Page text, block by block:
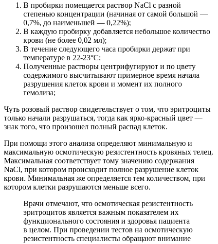
В пробирки помещается раствор NaCl c разной
степенью концентрации (начиная от самой большой —
0,7%, до наименьшей — 0,22%);
В каждую пробирку добавляется небольшое количество
крови (не более 0,02 мл);
В течение следующего часа пробирки держат при
температуре в 22-23°C;
Полученные растворы центрифугируют и по цвету
содержимого высчитывают примерное время начала
разрушения клеток крови и момент их полного
гемолиза;
Чуть розовый раствор свидетельствует о том, что эритроциты
только начали разрушаться, тогда как ярко-красный цвет —
знак того, что произошел полный распад клеток.
При помощи этого анализа определяют минимальную и
максимальную осмотическую резистентность кровяных телец.
Максимальная соответствует тому значению содержания
NaCl, при котором происходит полное разрушение клеток
крови. Минимальная же определяется тем количеством, при
котором клетки разрушаются меньше всего.
Врачи отмечают, что осмотическая резистентность
эритроцитов является важным показателем их
функционального состояния и здоровья пациента
в целом. При проведении тестов на осмотическую
резистентность специалисты обращают внимание